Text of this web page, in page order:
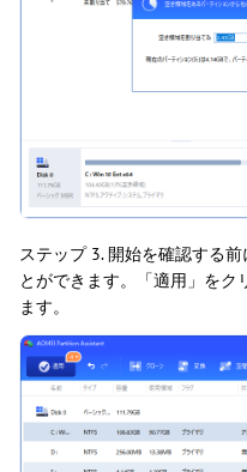
ステップ 3. 開始を確認する
とができます。「適用」を
ます。